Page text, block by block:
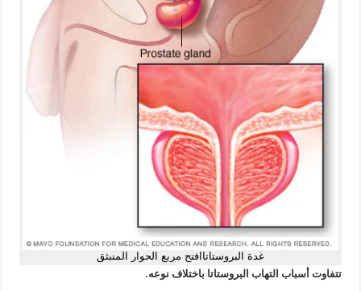
غدة البروستاتا افتح مربع الحوار المنبثق
تتفاوت أسباب التهاب البروستاتا باختلاف نوعه.